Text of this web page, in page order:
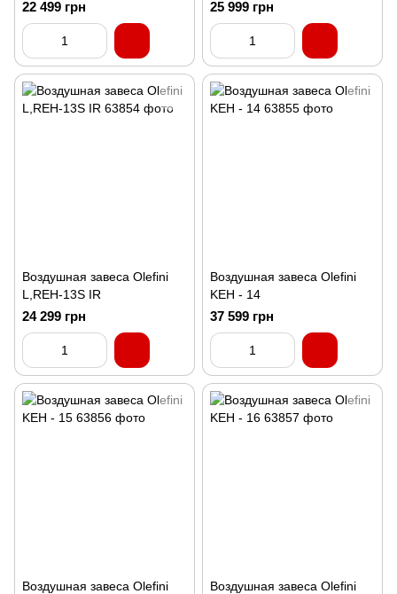
22 499 грн 25 999 грн
Воздушная завеса Olefini
L,REH-13S IR
24 299 грн
Воздушная завеса Olefini
KEH - 14
37 599 грн
Воздушная завеса Olefini
Воздушная завеса Olefini